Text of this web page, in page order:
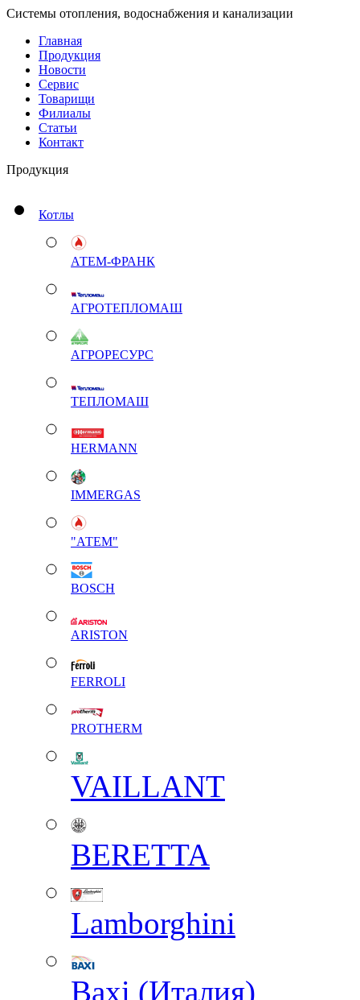
Системы отопления, водоснабжения и канализации
Главная
Продукция
Новости
Сервис
Товарищи
Филиалы
Статьи
Контакт
Продукция
Котлы
АТЕМ-ФРАНК
АГРОТЕПЛОМАШ
АГРОРЕСУРС
ТЕПЛОМАШ
HERMANN
IMMERGAS
"АТЕМ"
BOSCH
ARISTON
FERROLI
PROTHERM
VAILLANT
BERETTA
Lamborghini
Baxi (Италия)